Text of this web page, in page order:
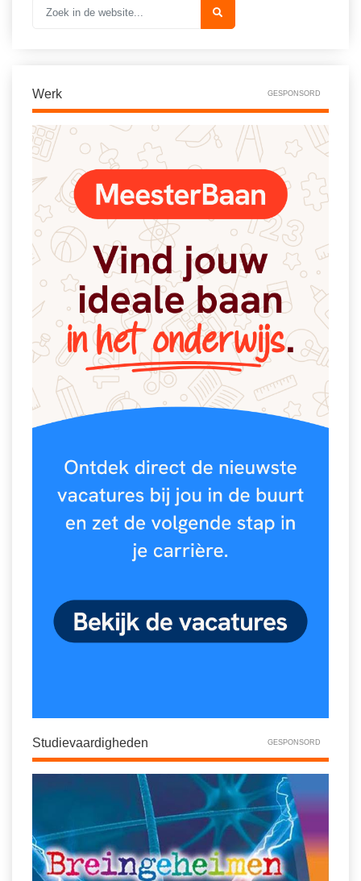
Werk GESPONSORD
Studievaardigheden GESPONSORD